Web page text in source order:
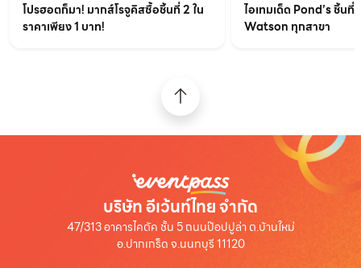
โปรฮอตก็มา! มากส์โรจูคิสซื้อชิ้นที่ 2 ใน
ราคาเพียง 1 บาท!
ไอเทมเด็ด Pond’s ชิ้นที่
Watson ทุกสาขา
บริษัท อีเว้นท์ไทย จำกัด
47/313 อาคารไคตัค ชั้น 5 ถนนป๊อปปูล่า ต.บ้านใหม่
อ.ปากเกร็ด จ.นนทบุรี 11120